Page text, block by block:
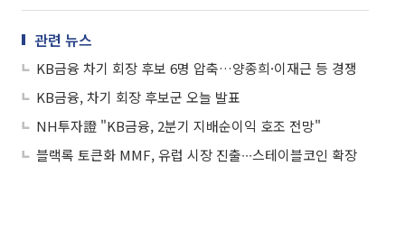
관련 뉴스
KB금융 차기 회장 후보 6명 압축…양종희·이재근 등 경쟁
KB금융, 차기 회장 후보군 오늘 발표
NH투자證 "KB금융, 2분기 지배순이익 호조 전망"
블랙록 토큰화 MMF, 유럽 시장 진출∙∙∙스테이블코인 확장